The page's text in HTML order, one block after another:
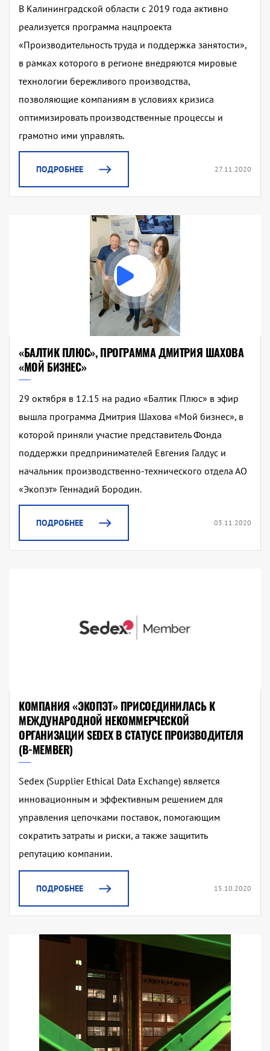
В Калининградской области с 2019 года активно
реализуется программа нацпроекта
«Производительность труда и поддержка занятости»,
в рамках которого в регионе внедряются мировые
технологии бережливого производства,
позволяющие компаниям в условиях кризиса
оптимизировать производственные процессы и
грамотно ими управлять.
ПОДРОБНЕЕ 27.11.2020
«БАЛТИК ПЛЮС», ПРОГРАММА ДМИТРИЯ ШАХОВА
«МОЙ БИЗНЕС»
29 октября в 12.15 на радио «Балтик Плюс» в эфир
вышла программа Дмитрия Шахова «Мой бизнес», в
которой приняли участие представитель Фонда
поддержки предпринимателей Евгения Галдус и
начальник производственно-технического отдела АО
«Экопэт» Геннадий Бородин.
ПОДРОБНЕЕ 03.11.2020
КОМПАНИЯ «ЭКОПЭТ» ПРИСОЕДИНИЛАСЬ К
МЕЖДУНАРОДНОЙ НЕКОММЕРЧЕСКОЙ
ОРГАНИЗАЦИИ SEDEX В СТАТУСЕ ПРОИЗВОДИТЕЛЯ
(B-MEMBER)
Sedex (Supplier Ethical Data Exchange) является
инновационным и эффективным решением для
управления цепочками поставок, помогающим
сократить затраты и риски, а также защитить
репутацию компании.
ПОДРОБНЕЕ 15.10.2020